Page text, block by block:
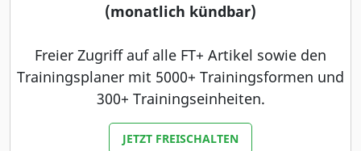
(monatlich kündbar)
Freier Zugriff auf alle FT+ Artikel sowie den
Trainingsplaner mit 5000+ Trainingsformen und
300+ Trainingseinheiten.
JETZT FREISCHALTEN